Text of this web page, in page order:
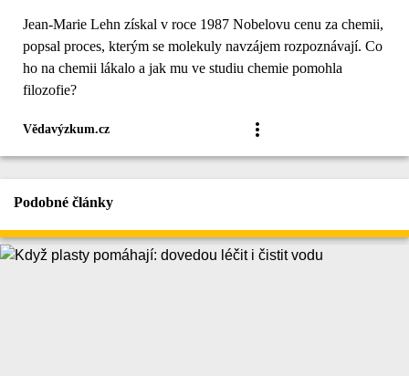
Jean-Marie Lehn získal v roce 1987 Nobelovu cenu za chemii,
popsal proces, kterým se molekuly navzájem rozpoznávají. Co
ho na chemii lákalo a jak mu ve studiu chemie pomohla
filozofie?
Vědavýzkum.cz
Podobné články